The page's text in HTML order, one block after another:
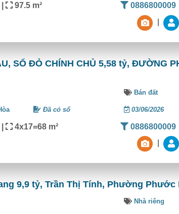
97.5 m² 0886800009
SỔ ĐỎ CHÍNH CHỦ 5,58 tỷ, ĐƯỜNG
Bán đất
Đã có sổ 03/06/2026
4x17=68 m² 0886800009
9,9 tỷ, Trần Thị Tính, Phường Phước
Nhà riêng